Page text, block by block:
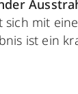
sich mit
ist ein